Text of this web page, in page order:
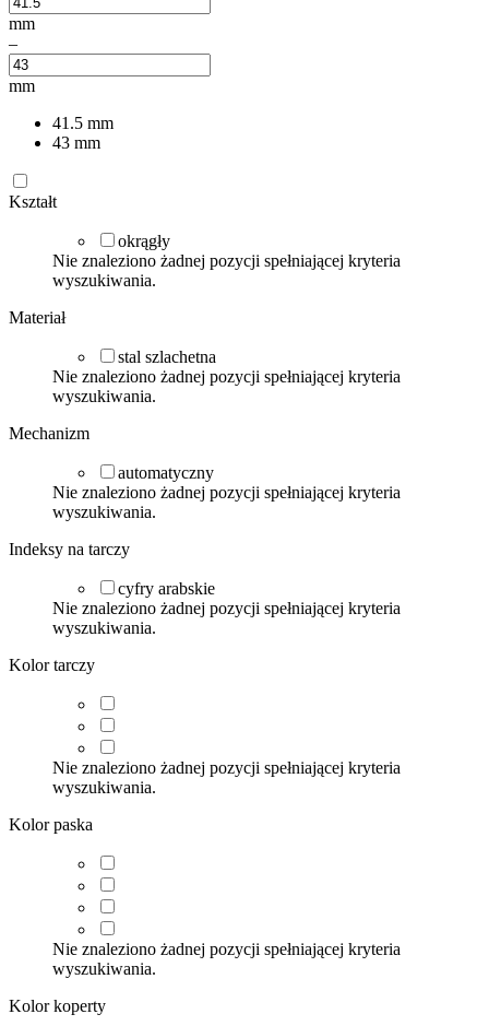
mm
–
mm
41.5 mm
43 mm
Kształt
okrągły
Nie znaleziono żadnej pozycji spełniającej kryteria
wyszukiwania.
Materiał
stal szlachetna
Nie znaleziono żadnej pozycji spełniającej kryteria
wyszukiwania.
Mechanizm
automatyczny
Nie znaleziono żadnej pozycji spełniającej kryteria
wyszukiwania.
Indeksy na tarczy
cyfry arabskie
Nie znaleziono żadnej pozycji spełniającej kryteria
wyszukiwania.
Kolor tarczy
Nie znaleziono żadnej pozycji spełniającej kryteria
wyszukiwania.
Kolor paska
Nie znaleziono żadnej pozycji spełniającej kryteria
wyszukiwania.
Kolor koperty